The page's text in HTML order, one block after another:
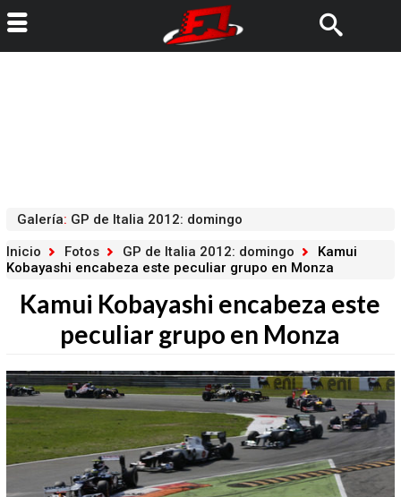
Galería: GP de Italia 2012: domingo
Inicio
Fotos GP de Italia 2012: domingo
Kamui
Kobayashi encabeza este peculiar grupo en Monza
Kamui Kobayashi encabeza este
peculiar grupo en Monza